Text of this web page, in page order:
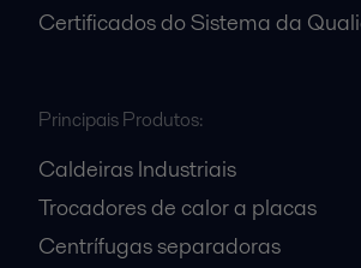
Certificados do Sistema da
Principais Produtos:
Caldeiras Industriais
Trocadores de calor a placas
Centrífugas separadoras